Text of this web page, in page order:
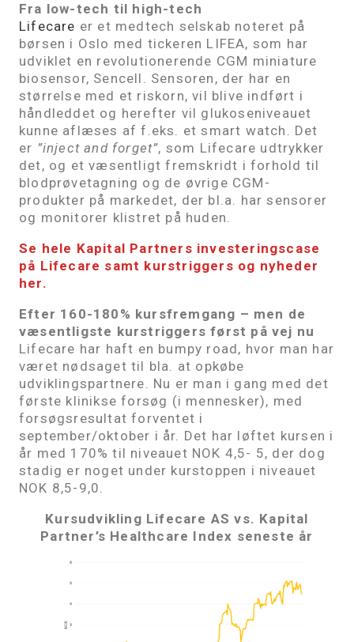
Fra low-tech til high-tech
Lifecare er et medtech selskab noteret på
børsen i Oslo med tickeren LIFEA, som har
udviklet en revolutionerende CGM miniature
biosensor, Sencell. Sensoren, der har en
størrelse med et riskorn, vil blive indført i
håndleddet og herefter vil glukoseniveauet
kunne aflæses af f.eks. et smart watch. Det
er ”inject and forget”, som Lifecare udtrykker
det, og et væsentligt fremskridt i forhold til
blodprøvetagning og de øvrige CGM-
produkter på markedet, der bl.a. har sensorer
og monitorer klistret på huden.
Se hele Kapital Partners investeringscase
på Lifecare samt kurstriggers og nyheder
her.
Efter 160-180% kursfremgang – men de
væsentligste kurstriggers først på vej nu
Lifecare har haft en bumpy road, hvor man har
været nødsaget til bla. at opkøbe
udviklingspartnere. Nu er man i gang med det
første klinikse forsøg (i mennesker), med
forsøgsresultat forventet i
september/oktober i år. Det har løftet kursen i
år med 170% til niveauet NOK 4,5- 5, der dog
stadig er noget under kurstoppen i niveauet
NOK 8,5-9,0.
Kursudvikling Lifecare AS vs. Kapital
Partner’s Healthcare Index seneste år